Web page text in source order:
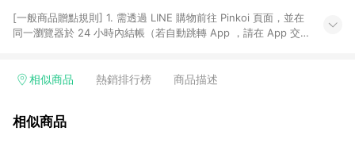
[一般商品贈點規則] 1. 需透過 LINE 購物前往 Pinkoi 頁面，並在
同一瀏覽器於 24 小時內結帳（若自動跳轉 App ，請在 App 交
回饋訂單不得享有 Pinkoi 站方優惠，例如首購優惠，P coins，
行為，不具贈點資格，部分退款不在此限。 6. APP 請更新至
相似商品 熱銷排行榜 商品描述
相似商品